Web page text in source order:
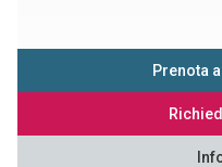
Prenota